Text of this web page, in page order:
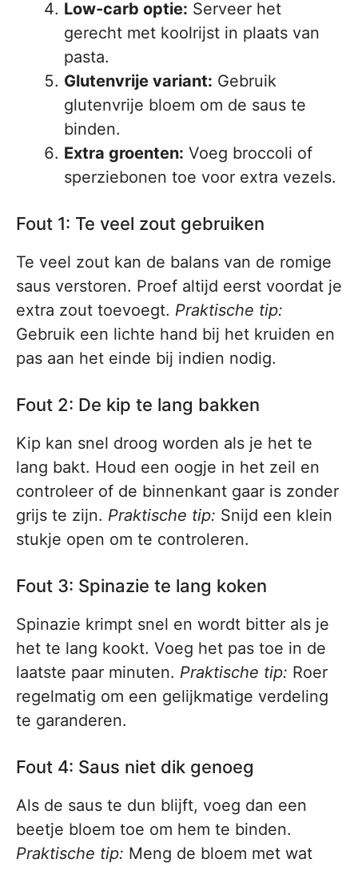
Low-carb optie: Serveer het
gerecht met koolrijst in plaats van
pasta.
Glutenvrije variant: Gebruik
glutenvrije bloem om de saus te
binden.
Extra groenten: Voeg broccoli of
sperziebonen toe voor extra vezels.
Fout 1: Te veel zout gebruiken
Te veel zout kan de balans van de romige
saus verstoren. Proef altijd eerst voordat je
extra zout toevoegt. Praktische tip:
Gebruik een lichte hand bij het kruiden en
pas aan het einde bij indien nodig.
Fout 2: De kip te lang bakken
Kip kan snel droog worden als je het te
lang bakt. Houd een oogje in het zeil en
controleer of de binnenkant gaar is zonder
grijs te zijn. Praktische tip: Snijd een klein
stukje open om te controleren.
Fout 3: Spinazie te lang koken
Spinazie krimpt snel en wordt bitter als je
het te lang kookt. Voeg het pas toe in de
laatste paar minuten. Praktische tip: Roer
regelmatig om een gelijkmatige verdeling
te garanderen.
Fout 4: Saus niet dik genoeg
Als de saus te dun blijft, voeg dan een
beetje bloem toe om hem te binden.
Praktische tip: Meng de bloem met wat